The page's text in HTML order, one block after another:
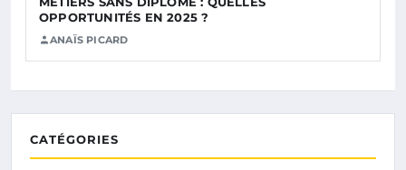
OPPORTUNITÉS EN 2025 ?
ANAÏS PICARD
CATÉGORIES